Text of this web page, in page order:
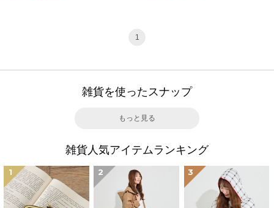
1
雑貨を使ったスナップ
もっと見る
雑貨人気アイテムランキング
1 2 3